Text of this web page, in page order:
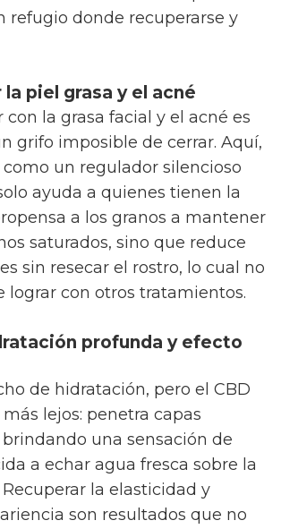
refugio donde recuperarse y
la piel grasa y el acné
con la grasa facial y el acné es
grifo imposible de cerrar. Aquí,
un regulador silencioso
ayuda a quienes tienen la
a los granos a mantener
saturados, sino que reduce
sin resecar el rostro, lo cual no
lograr con otros tratamientos.
profunda y efecto
de hidratación, pero el CBD
lejos: penetra capas
una sensación de
a echar agua fresca sobre la
la elasticidad y
son resultados que no